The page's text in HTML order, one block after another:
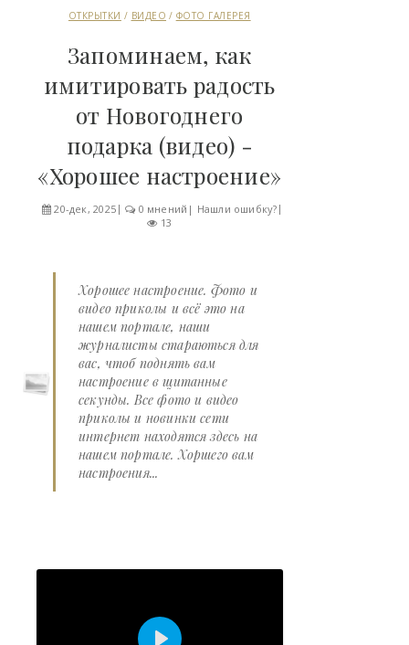
ОТКРЫТКИ / ВИДЕО / ФОТО ГАЛЕРЕЯ
Запоминаем, как
имитировать радость
от Новогоднего
подарка (видео) -
«Хорошее настроение»
20-дек, 2025 0 мнений | Нашли ошибку?
13
Хорошее настроение. Фото и
видео приколы и всё это на
нашем портале, наши
журналисты стараються для
вас, чтоб поднять вам
настроение в щитанные
секунды. Все фото и видео
приколы и новинки сети
интернет находятся здесь на
нашем портале. Хоршего вам
настроения...